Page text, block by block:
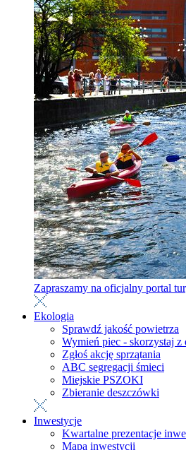
Zapraszamy na oficjalny portal
Ekologia
Sprawdź jakość powietrza
Wymień piec - skorzystaj z
Zgłoś akcję sprzątania
ABC segregacji śmieci
Miejskie PSZOKI
Zbieranie deszczówki
Inwestycje
Kwartalne prezentacje
Mapa inwestycji